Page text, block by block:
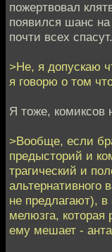
пожертвовал
появился шанс
почти всех спасут.
>Не, я допускаю
я говорю о том
Я тоже, комиксов
>Вообще, если
предысторий и
трагический и
альтернативного
не предлагают), в
мелюзга,
ему мешает -